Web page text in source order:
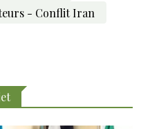
- Conflit Iran